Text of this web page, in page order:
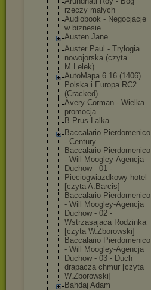
rzeczy małych
Audiobook - Negocjacje
w biznesie
Austen Jane
Auster Paul - Trylogia
nowojorska (czyta
M.Lelek)
AutoMapa 6.16 (1406)
Polska i Europa RC2
(Cracked)
Avery Corman - Wielka
promocja
B.Prus Lalka
Baccalario Pierdomenico
- Century
Baccalario Pierdomenico
- Will Moogley-Agencja
Duchow - 01 -
Pieciogwiazdkowy hotel
[czyta A.Barcis]
Baccalario Pierdomenico
- Will Moogley-Agencja
Duchow - 02 -
Wstrzasajaca Rodzinka
[czyta W.Zborowski]
Baccalario Pierdomenico
- Will Moogley-Agencja
Duchow - 03 - Duch
drapacza chmur [czyta
W.Zborowski]
Bahdaj Adam